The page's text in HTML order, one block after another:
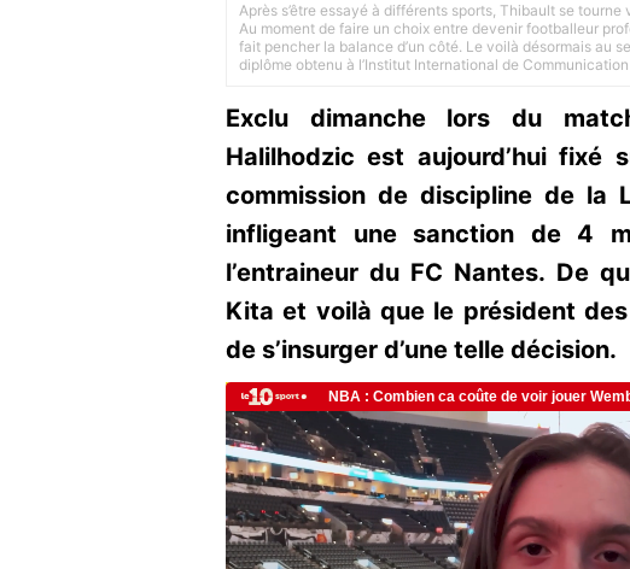
Après s’être essayé à différents sports, Thibault se
Au moment de faire un choix entre devenir footballeur
fait pencher la balance d’un côté. Le voilà désormais au
diplôme obtenu à l’Institut International de
Exclu dimanche lors du
Halilhodzic est aujourd’hui fixé
commission de discipline de la
infligeant une sanction de 4
l’entraineur du FC Nantes. De
Kita et voilà que le président des
de s’insurger d’une telle décision.